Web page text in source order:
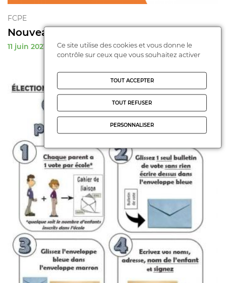
FCPE
Nouveaux horaires FCPE Tarbes
11 juin 2021
Ce site utilise des cookies et vous donne le
contrôle sur ceux que vous souhaitez activer
TOUT ACCEPTER
TOUT REFUSER
PERSONNALISER